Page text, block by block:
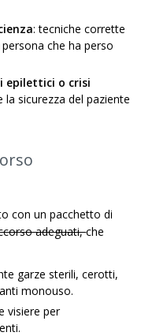
: tecniche corrette
che ha perso
epilettici o crisi
sicurezza del paziente
con un pacchetto di
adeguati,che
garze sterili, cerotti,
monouso.
visiere per